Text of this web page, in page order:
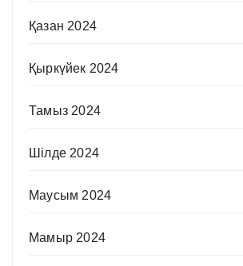
Қазан 2024
Қыркүйек 2024
Тамыз 2024
Шілде 2024
Маусым 2024
Мамыр 2024